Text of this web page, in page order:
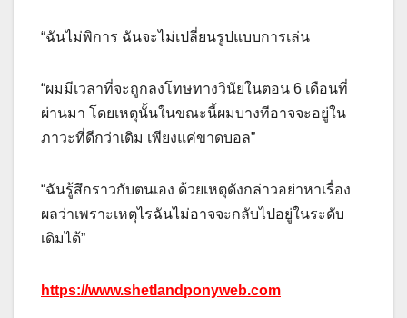
“ฉันไม่พิการ ฉันจะไม่เปลี่ยนรูปแบบการเล่น
“ผมมีเวลาที่จะถูกลงโทษทางวินัยในตอน 6 เดือนที่
ผ่านมา โดยเหตุนั้นในขณะนี้ผมบางทีอาจจะอยู่ใน
ภาวะที่ดีกว่าเดิม เพียงแค่ขาดบอล”
“ฉันรู้สึกราวกับตนเอง ด้วยเหตุดังกล่าวอย่าหาเรื่อง
ผลว่าเพราะเหตุไรฉันไม่อาจจะกลับไปอยู่ในระดับ
เดิมได้”
https://www.shetlandponyweb.com